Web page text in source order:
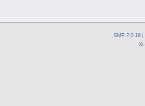
SMF 2.0.19